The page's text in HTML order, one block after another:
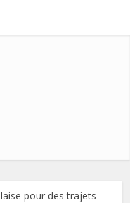
pour des trajets